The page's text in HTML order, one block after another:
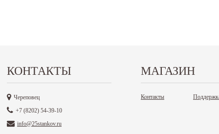
КОНТАКТЫ
Череповец
+7 (8202) 54-39-10
info@25stankov.ru
МАГАЗИН
Контакты